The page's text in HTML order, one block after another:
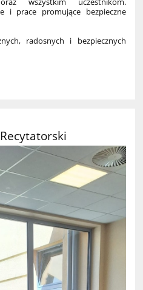
i prace promujące bezpieczne
radosnych i bezpiecznych